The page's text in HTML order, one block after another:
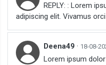
REPLY: : Lorem
adipiscing elit. Vivamus
Deena49 · 18-08-
Lorem ipsum